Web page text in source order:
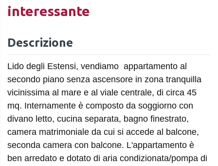
interessante
Descrizione
Lido degli Estensi, vendiamo appartamento al
secondo piano senza ascensore in zona tranquilla
vicinissima al mare e al viale centrale, di circa 45
mq. Internamente è composto da soggiorno con
divano letto, cucina separata, bagno finestrato,
camera matrimoniale da cui si accede al balcone,
seconda camera con balcone. L'appartamento è
ben arredato e dotato di aria condizionata/pompa di